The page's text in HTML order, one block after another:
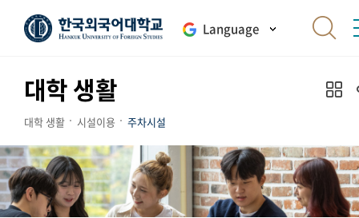
Language
대학 생활
대학 생활 시설이용 주차시설